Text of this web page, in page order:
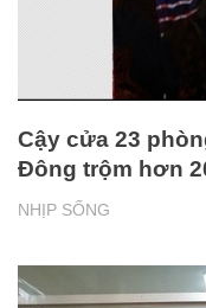
NHỊP SỐNG
Cậy cửa 23
Đông trộm hơn